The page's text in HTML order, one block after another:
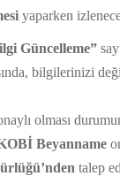
yaparken
Güncelleme”
bilgilerinizi
olması
Beyanname
talep